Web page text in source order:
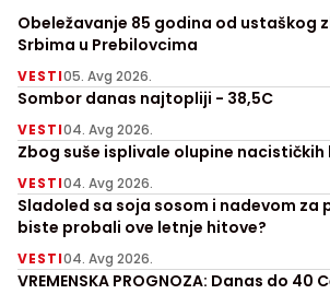
Obeležavanje 85 godina od ustaškog
Srbima u Prebilovcima
VESTI05. Avg 2026.
Sombor danas najtopliji - 38,5C
VESTI04. Avg 2026.
Zbog suše isplivale olupine
VESTI04. Avg 2026.
Sladoled sa soja sosom i nadevom za
biste probali ove letnje hitove?
VESTI04. Avg 2026.
VREMENSKA PROGNOZA: Danas do 40